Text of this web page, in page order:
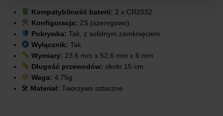
Kompatybilność baterii: 2 x CR2032
Konfiguracja: 2S (szeregowo)
Pokrywka: Tak, z solidnym zamknięciem
Wyłącznik: Tak
Wymiary: 23,6 mm x 52,6 mm x 6 mm
Długość przewodów: około 15 cm
Waga: 4,75g
🛠 Materiał: Tworzywo sztuczne